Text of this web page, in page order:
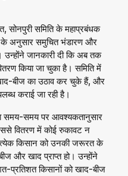
सोनपुरी समिति के महाप्रबंधक
के अनुसार समुचित भंडारण और
उन्होंने जानकारी दी कि अब तक
किया जा चुका है। समिति में
बीज का उठाव कर चुके हैं, और
कराई जा रही है।
समय-समय पर आवश्यकतानुसार
वितरण में कोई रुकावट न
किसान को उनकी जरूरत के
और खाद प्राप्त हो। उन्होंने
प्रतिशत किसानों को खाद-बीज